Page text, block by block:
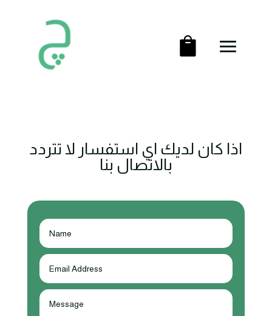
اذا كان لديك اي استفسار لا تتردد
بالاتصال بنا